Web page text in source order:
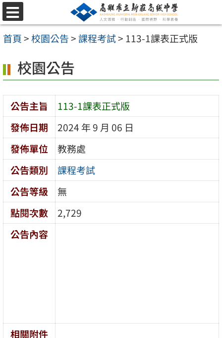
跳
至
主
內
容
選
單
首頁>校園公告>課程考試> 113-1課表正式版
校園公告
公告主旨
113-1課表正式版
發佈日期
2024 年 9 月 06 日
發佈單位
教務處
公告類別
課程考試
公告等級
無
點閱次數
2,729
公告內容
相關附件